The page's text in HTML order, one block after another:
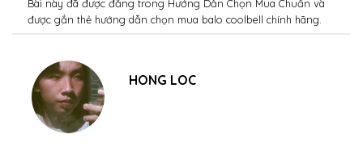
Bài này đã được đăng trong Hướng Dẫn Chọn Mua Chuẩn và
được gắn thẻ hướng dẫn chọn mua balo coolbell chính hãng
HONG LOC